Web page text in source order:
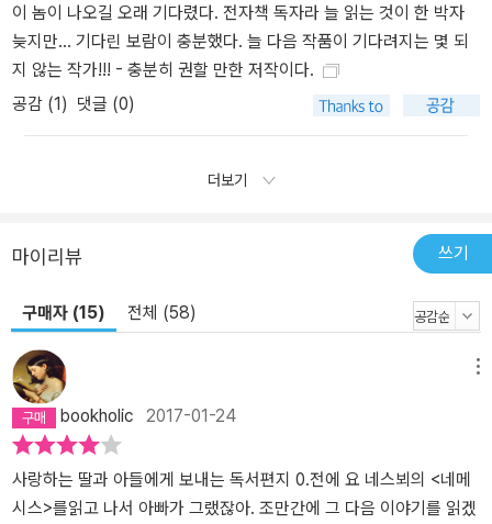
이 놈이 나오길 오래 기다렸다. 전자책 독자라 늘 읽는 것이 한 박자
늦지만... 기다린 보람이 충분했다. 늘 다음 작품이 기다려지는 몇 되
지 않는 작가!!! - 충분히 권할 만한 저작이다.
공감 (1) 댓글 (0)
더보기
마이리뷰 쓰기
구매자 (15) 전체 (58)
bookholic 2017-01-24
사랑하는 딸과 아들에게 보내는 독서편지 0.전에 요 네스뵈의 <네메
시스>를읽고 나서 아빠가 그랬잖아. 조만간에 그 다음 이야기를 읽겠